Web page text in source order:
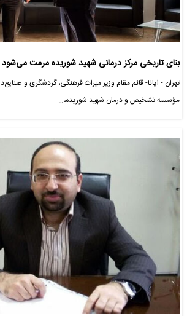
بنای تاریخی مرکز درمانی شهید شوریده مرمت می‌‌شود
تهران - ایانا- قائم مقام وزیر میراث فرهنگی، گردشگری و
مؤسسه تشخیص و درمان شهید شوریده،…